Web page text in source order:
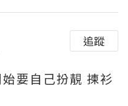
追蹤
要自己扮靚 揀衫